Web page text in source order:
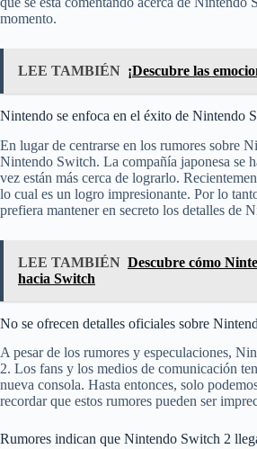
momento.
LEE TAMBIÉN ¡Descubre las
Nintendo se enfoca en el éxito de Nintendo
En lugar de centrarse en los rumores sobre
Nintendo Switch. La compañía japonesa se
vez están más cerca de lograrlo.
lo cual es un logro impresionante. Por lo
prefiera mantener en secreto los detalles de
LEE TAMBIÉN Descubre cómo
hacia Switch
No se ofrecen detalles oficiales sobre
A pesar de los rumores y especulaciones,
2. Los fans y los medios de comunicación
nueva consola. Hasta entonces, solo
recordar que estos rumores pueden ser
Rumores indican que Nintendo Switch 2